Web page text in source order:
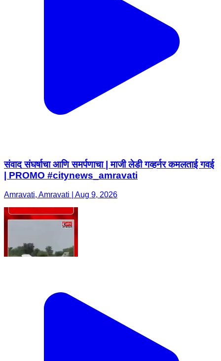
संवाद संघर्षाचा आणि समर्पणाचा | माजी लेडी गव्हर्नर कमलताई गवई
| PROMO #citynews_amravati
Amravati, Amravati | Aug 9, 2026